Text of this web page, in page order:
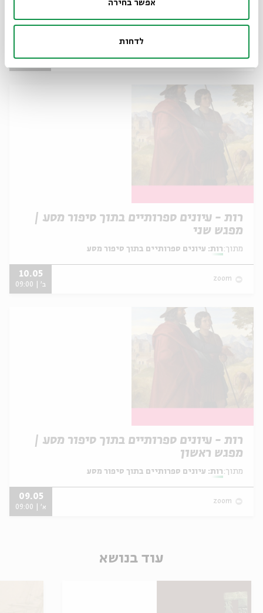
אפשר בחירה
לדחות
מתוך:רות: עיונים ספרותיים בתוך סיפור מסע
zoom
רות - עיונים ספרותיים בתוך סיפור מסע |
מפגש שני
מתוך: רות: עיונים ספרותיים בתוך סיפור מסע
zoom
10.05
ב' | 09:00
רות - עיונים ספרותיים בתוך סיפור מסע |
מפגש ראשון
מתוך: רות: עיונים ספרותיים בתוך סיפור מסע
zoom
09.05
א' | 09:00
עוד בנושא